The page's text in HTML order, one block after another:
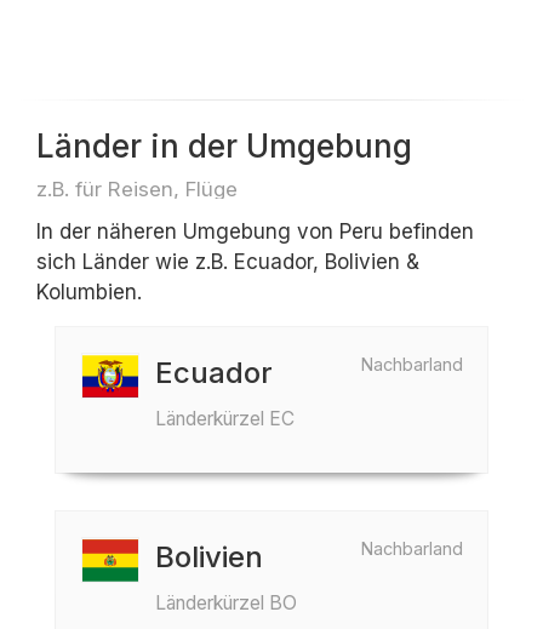
Länder in der Umgebung
z.B. für Reisen, Flüge
In der näheren Umgebung von Peru befinden
sich Länder wie z.B. Ecuador, Bolivien &
Kolumbien.
Nachbarland
Ecuador
Länderkürzel EC
Nachbarland
Bolivien
Länderkürzel BO